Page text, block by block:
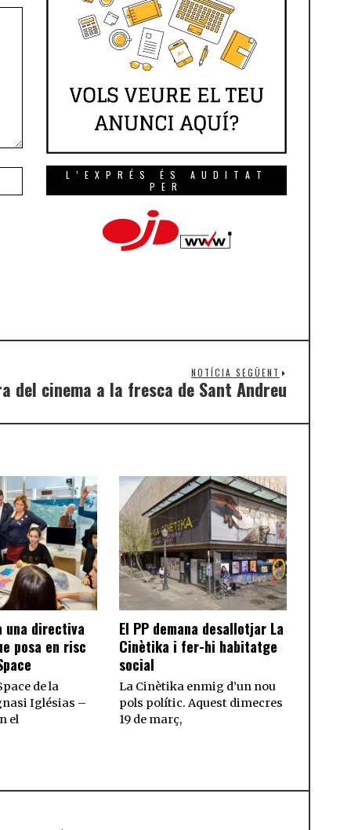
L’EXPRÉS ÉS AUDITAT
PER
NOTÍCIA SEGÜENT
del cinema a la fresca de Sant Andreu
una directiva
posa en risc
de la
Iglésias –
el
El PP demana desallotjar La
Cinètika i fer-hi habitatge
social
La Cinètika enmig d’un nou
pols polític. Aquest dimecres
19 de març,